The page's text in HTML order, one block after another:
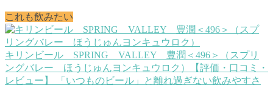
これも飲みたい
キリンビール SPRING VALLEY 豊潤＜496＞（スプリ
ングバレー ほうじゅんヨンキュウロク）【評価・口コミ・
レビュー】
「いつものビール」と離れ過ぎない飲みやすさ